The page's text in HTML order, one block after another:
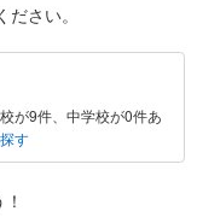
さい。
が9件、中学校が0件あ
す